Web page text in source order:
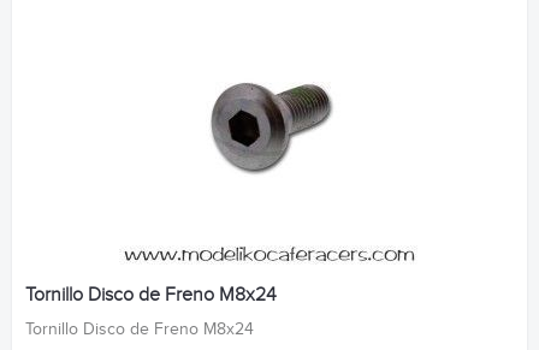
Tornillo Disco de Freno M8x24
Tornillo Disco de Freno M8x24